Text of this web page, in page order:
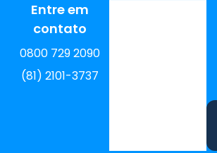
Entre em
contato
0800 729 2090
(81) 2101-3737